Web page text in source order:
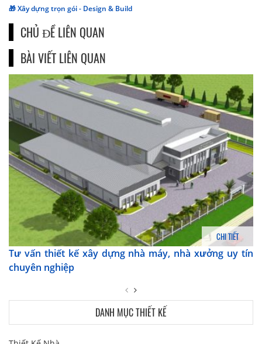
🎁 Xây dựng trọn gói - Design & Build
CHỦ ĐỀ LIÊN QUAN
BÀI VIẾT LIÊN QUAN
CHI TIẾT
Tư vấn thiết kế xây dựng nhà máy, nhà xưởng uy tín
chuyên nghiệp
DANH MỤC THIẾT KẾ